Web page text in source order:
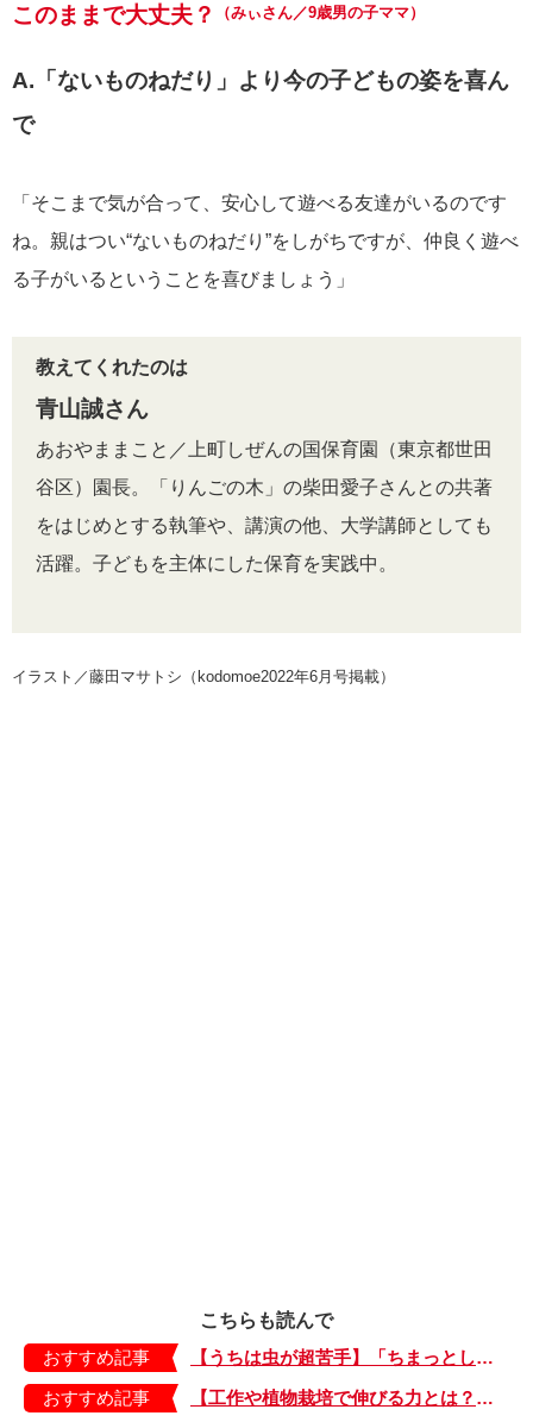
このままで大丈夫？
（みぃさん／9歳男の子ママ）
A.「ないものねだり」より今の子どもの姿を喜ん
で
「そこまで気が合って、安心して遊べる友達がいるのです
ね。親はつい“ないものねだり”をしがちですが、仲良く遊べ
る子がいるということを喜びましょう」
教えてくれたのは
青山誠さん
あおやままこと／上町しぜんの国保育園（東京都世田
谷区）園長。「りんごの木」の柴田愛子さんとの共著
をはじめとする執筆や、講演の他、大学講師としても
活躍。子どもを主体にした保育を実践中。
イラスト／藤田マサトシ（kodomoe2022年6月号掲載）
こちらも読んで
おすすめ記事
【うちは虫が超苦手】「ちまっとした虫にも大騒ぎ！」「可愛い系の虫……でも逃げる！」教えて！ みんなの虫ギライエピソード
おすすめ記事
【工作や植物栽培で伸びる力とは？】「非認知能力」を養う、おうちで楽しむ創作あそび・おうちあそび図鑑5